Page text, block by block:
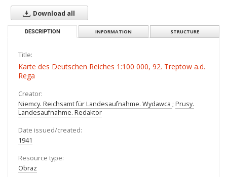
Download all
DESCRIPTION INFORMATION STRUCTURE
Title:
Karte des Deutschen Reiches 1:100 000, 92. Treptow a.d.
Rega
Creator:
Niemcy. Reichsamt für Landesaufnahme. Wydawca ; Prusy.
Landesaufnahme. Redaktor
Date issued/created:
1941
Resource type:
Obraz